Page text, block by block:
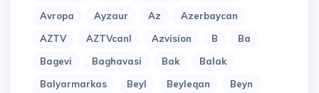
Avropa
Ayzaur Az
Azerbaycan
AZTV
AZTVcanl Azvision B
Ba
Bagevi
Baghavasi Bak
Balak
Balyarmarkas
Beyl Beyleqan
Beyn